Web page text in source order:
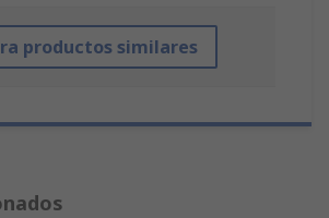
productos similares